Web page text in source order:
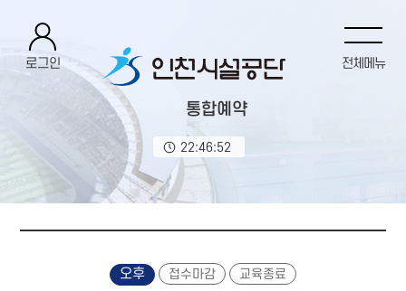
통합예약
22:46:53
전체메뉴
로그인
오후 접수마감 교육종료